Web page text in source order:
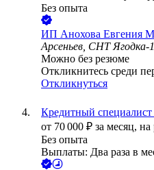
Без опыта
ИП Анохова Евгения
Арсеньев, СНТ Ягодка-
Можно без резюме
Откликнитесь среди
Откликнуться
Кредитный специалист
от 70 000 ₽ за месяц, на
Без опыта
Выплаты: Два раза в